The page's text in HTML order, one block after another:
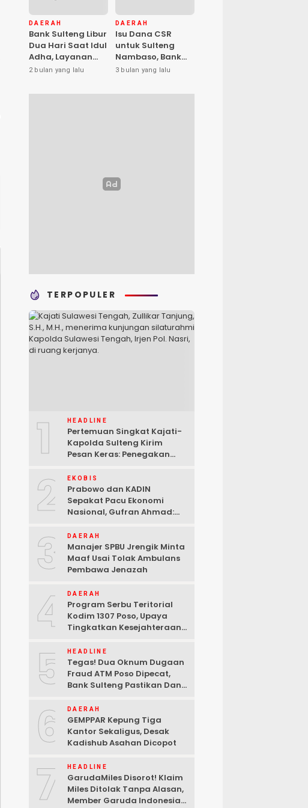
DAERAH
Bank Sulteng Libur
Dua Hari Saat Idul
Adha, Layanan
Kas Kembali
2 bulan yang lalu
DAERAH
Isu Dana CSR
untuk Sulteng
Nambaso, Bank
Sulteng Tegas
3 bulan yang lalu
TERPOPULER
1 HEADLINE
Pertemuan Singkat Kajati-
Kapolda Sulteng Kirim
Pesan Keras: Penegakan
2 EKOBIS
Prabowo dan KADIN
Sepakat Pacu Ekonomi
Nasional, Gufran Ahmad:
3 DAERAH
Manajer SPBU Jrengik Minta
Maaf Usai Tolak Ambulans
Pembawa Jenazah
4 DAERAH
Program Serbu Teritorial
Kodim 1307 Poso, Upaya
Tingkatkan Kesejahteraan
5 HEADLINE
Tegas! Dua Oknum Dugaan
Fraud ATM Poso Dipecat,
Bank Sulteng Pastikan Dana
6 DAERAH
GEMPPAR Kepung Tiga
Kantor Sekaligus, Desak
Kadishub Asahan Dicopot
7 HEADLINE
GarudaMiles Disorot! Klaim
Miles Ditolak Tanpa Alasan,
Member Garuda Indonesia